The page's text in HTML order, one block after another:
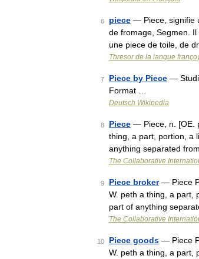
6 piece — Piece, signifie
de fromage, Segmen.
une piece de toile, de
Thresor de la langue
7 Piece by Piece —
Format …
Deutsch Wikipedia
8 Piece — Piece, n. [OE.
thing, a part, portion, a
anything separated
The Collaborative
9 Piece broker— Piece
W. peth a thing, a part,
part of anything
The Collaborative
10 Piece goods — Piece
W. peth a thing, a part,